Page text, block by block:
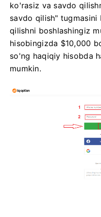
ko'rasiz va savdo
savdo qilish" tugmasini
qilishni boshlashingiz
hisobingizda $10,000
so'ng haqiqiy hisobda
mumkin.